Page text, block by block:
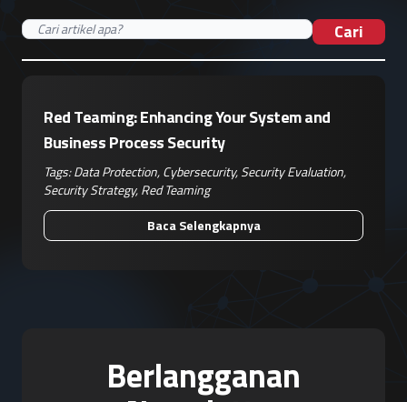
Cari
Red Teaming: Enhancing Your System and
Business Process Security
Tags:Data Protection,Cybersecurity,Security Evaluation,
Security Strategy,Red Teaming
Baca Selengkapnya
Berlangganan